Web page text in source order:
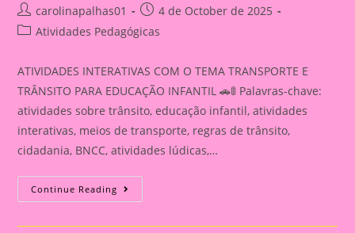
Post
author:
carolinapalhas01
Post
published:
4 de October de 2025
PostAtividades Pedagógicas
ATIVIDADES INTERATIVAS COM O TEMA TRANSPORTE E
TRÂNSITO PARA EDUCAÇÃO INFANTIL 🚗🚦 Palavras-chave:
atividades sobre trânsito, educação infantil, atividades
interativas, meios de transporte, regras de trânsito,
cidadania, BNCC, atividades lúdicas,…
Continue Reading ATIVIDADE
INTERATIVA
O